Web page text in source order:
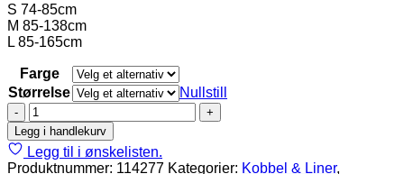
S 74-85cm
M 85-138cm
L 85-165cm
Farge
Størrelse
Nullstill
Non-
stop
Trekking
belt
Legg i handlekurv
Legg til i ønskelisten.
Produktnummer: 114277 Kategorier: Kobbel & Liner,